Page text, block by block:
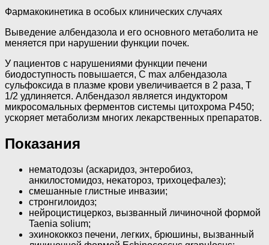
Фармакокинетика в особых клинических случаях
Выведение албендазола и его основного метаболита не
меняется при нарушении функции почек.
У пациентов с нарушениями функции печени
биодоступность повышается, C max албендазола
сульфоксида в плазме крови увеличивается в 2 раза, T
1/2 удлиняется. Албендазол является индуктором
микросомальных ферментов системы цитохрома Р450;
ускоряет метаболизм многих лекарственных препаратов.
Показания
нематодозы (аскаридоз, энтеробиоз,
анкилостомидоз, некатороз, трихоцефалез);
смешанные глистные инвазии;
стронгилоидоз;
нейроцистицеркоз, вызванный личиночной формой
Taenia solium;
эхинококкоз печени, легких, брюшины, вызванный